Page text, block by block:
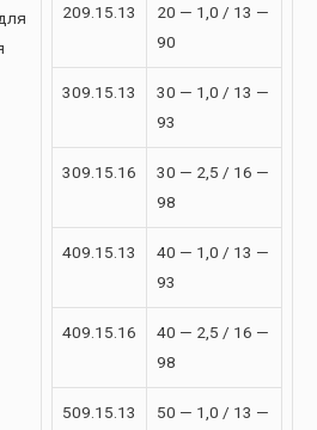
209.15.13
20 — 1,0 / 13 —
90
309.15.13
30 — 1,0 / 13 —
93
309.15.16
30 — 2,5 / 16 —
98
409.15.13
40 — 1,0 / 13 —
93
409.15.16
40 — 2,5 / 16 —
98
509.15.13
50 — 1,0 / 13 —